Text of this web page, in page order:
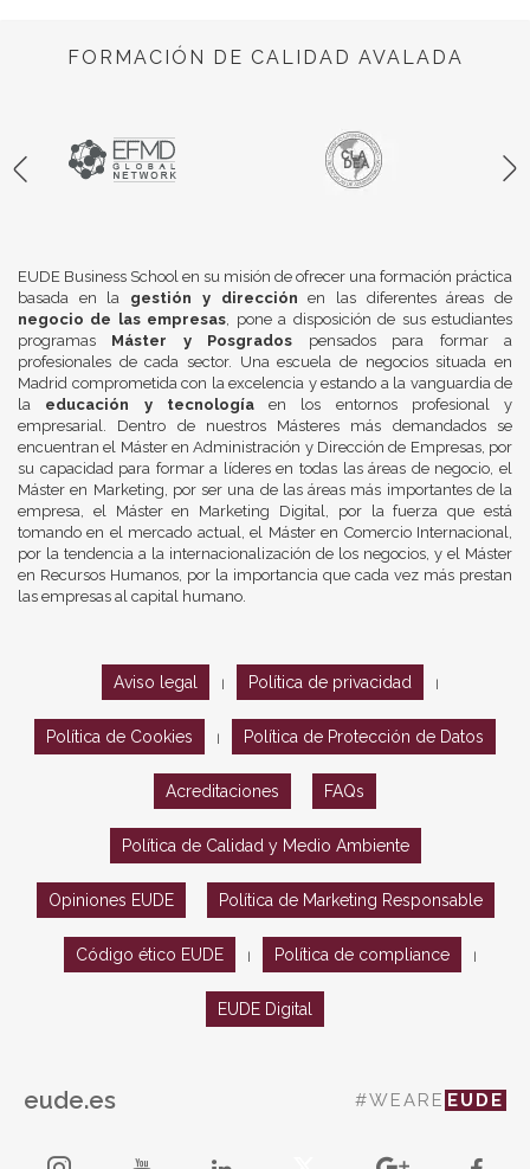
FORMACIÓN DE CALIDAD AVALADA
EUDE Business School en su misión de ofrecer una formación práctica
basada en la gestión y dirección en las diferentes áreas de
negocio de las empresas, pone a disposición de sus estudiantes
programas Máster y Posgrados pensados para formar a
profesionales de cada sector. Una escuela de negocios situada en
Madrid comprometida con la excelencia y estando a la vanguardia de
la educación y tecnologíaen los entornos profesional y
empresarial. Dentro de nuestros Másteres más demandados se
encuentran el Máster en Administración y Dirección de Empresas, por
su capacidad para formar a líderes en todas las áreas de negocio, el
Máster en Marketing, por ser una de las áreas más importantes de la
empresa, el Máster en Marketing Digital, por la fuerza que está
tomando en el mercado actual, el Máster en Comercio Internacional,
por la tendencia a la internacionalización de los negocios, y el Máster
en Recursos Humanos, por la importancia que cada vez más prestan
las empresas al capital humano.
Aviso legal Política de privacidad
Política de Cookies Política de Protección de Datos
Acreditaciones FAQs
Política de Calidad y Medio Ambiente
Opiniones EUDE Política de Marketing Responsable
Código ético EUDE Política de compliance
EUDE Digital
eude.es #WEARE EUDE